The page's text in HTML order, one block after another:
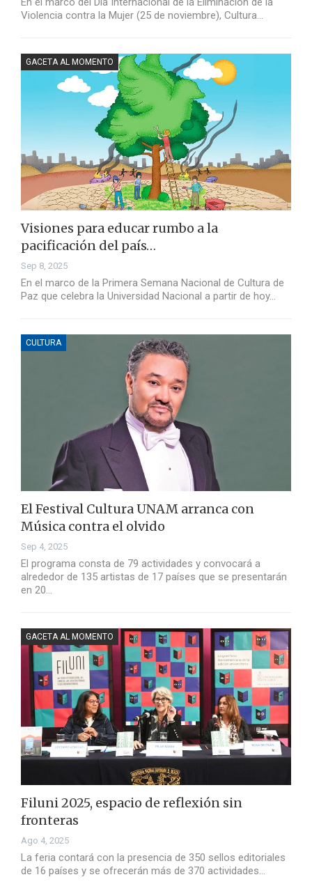
Violencia contra la Mujer (25 de noviembre), Cultura…
GACETA AL MOMENTO
Visiones para educar rumbo a la
pacificación del país…
Sep 8, 2025
En el marco de la Primera Semana Nacional de Cultura de
Paz que celebra la Universidad Nacional a partir de hoy…
CULTURA
El Festival Cultura UNAM arranca con
Música contra el olvido
Sep 4, 2025
El programa consta de 79 actividades y convocará a
alrededor de 135 artistas de 17 países que se presentarán
en 20…
GACETA AL MOMENTO
Filuni 2025, espacio de reflexión sin
fronteras
Ago 4, 2025
La feria contará con la presencia de 350 sellos editoriales
de 16 países y se ofrecerán más de 370 actividades…